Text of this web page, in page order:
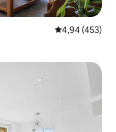
Средна
4,94 (453)